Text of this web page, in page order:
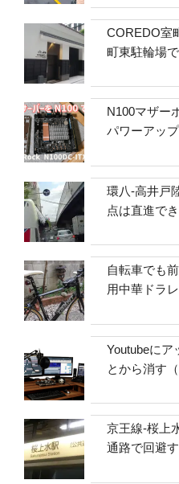
COREDO室
町東駐輪場
N100マザー
パワーアッ
環八-高井戸
点は直進で
自転車でも
用中華ドラ
Youtubeにア
とから消す
京王線-桜上
通路で回避